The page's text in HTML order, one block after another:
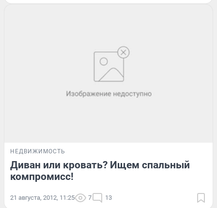
НЕДВИЖИМОСТЬ
Диван или кровать? Ищем спальный
компромисс!
21 августа, 2012, 11:25 7 13